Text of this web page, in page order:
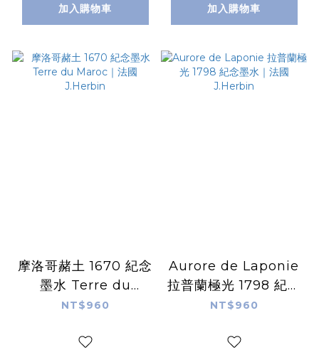
加入購物車 加入購物車
摩洛哥赭土 1670 紀念
墨水 Terre du
Maroc｜法國
NT$960
Aurore de Laponie
拉普蘭極光 1798 紀念
墨水｜法國 J.Herbin
NT$960